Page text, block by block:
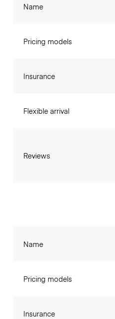
Name
Pricing models
Insurance
Flexible arrival
Reviews
Name
Pricing models
Insurance